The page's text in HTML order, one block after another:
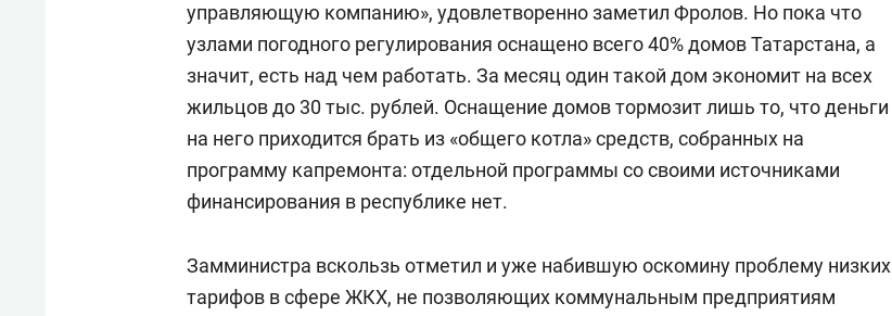
управляющую компанию», удовлетворенно заметил Фролов. Но пока что
узлами погодного регулирования оснащено всего 40% домов Татарстана, а
значит, есть над чем работать. За месяц один такой дом экономит на всех
жильцов до 30 тыс. рублей. Оснащение домов тормозит лишь то, что деньги
на него приходится брать из «общего котла» средств, собранных на
программу капремонта: отдельной программы со своими источниками
финансирования в республике нет.
Замминистра вскользь отметил и уже набившую оскомину проблему низких
тарифов в сфере ЖКХ, не позволяющих коммунальным предприятиям